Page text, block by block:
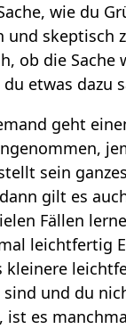
wie du
und skeptisch
ob die Sache
etwas dazu
geht
sein ganzes
gilt es
Fällen
leichtfertig
kleinere
sind und du
ist es